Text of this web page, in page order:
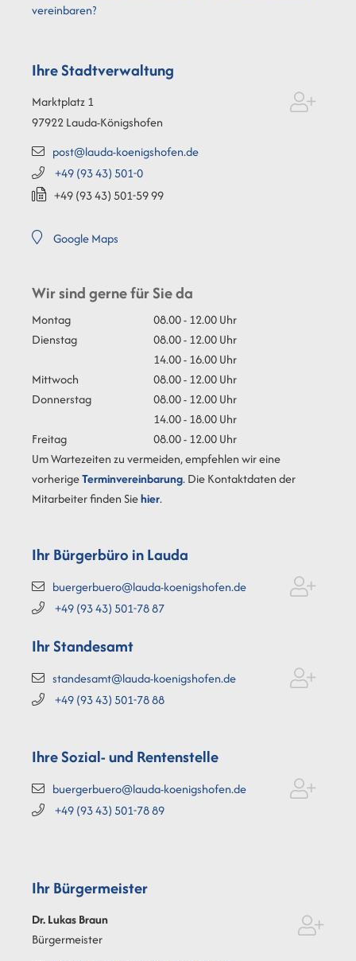
vereinbaren?
Ihre Stadtverwaltung
Marktplatz 1
97922Lauda-Königshofen
post@lauda-koenigshofen.de
+49 (9343) 501-0
+49 (9343) 501-5999
Google Maps
Wir sind gerne für Sie da
Montag
08.00 - 12.00 Uhr
Dienstag
08.00 - 12.00 Uhr
14.00 - 16.00 Uhr
Mittwoch
08.00 - 12.00 Uhr
Donnerstag
08.00 - 12.00 Uhr
14.00 - 18.00 Uhr
Freitag
08.00 - 12.00 Uhr
Um Wartezeiten zu vermeiden, empfehlen wir eine
vorherigeTerminvereinbarung. Die Kontaktdaten der
Mitarbeiter finden Siehier.
Ihr Bürgerbüro in Lauda
buergerbuero@lauda-koenigshofen.de
+49 (9343) 501-7887
Ihr Standesamt
standesamt@lauda-koenigshofen.de
+49 (9343) 501-7888
Ihre Sozial- und Rentenstelle
buergerbuero@lauda-koenigshofen.de
+49 (9343) 501-7889
Ihr Bürgermeister
Dr. LukasBraun
Bürgermeister